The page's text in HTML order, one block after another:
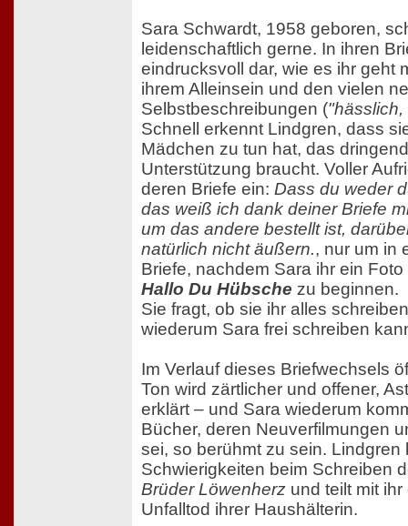
Sara Schwardt, 1958 geboren,
leidenschaftlich gerne. In ihren
eindrucksvoll dar, wie es ihr geht
ihrem Alleinsein und den vielen
Selbstbeschreibungen ("hässlich,
Schnell erkennt Lindgren, dass
Mädchen zu tun hat, das
Unterstützung braucht. Voller
deren Briefe ein: Dass du weder
das weiß ich dank deiner Briefe
um das andere bestellt ist,
natürlich nicht äußern., nur um in
Briefe, nachdem Sara ihr ein
Hallo Du Hübsche zu beginnen.
Sie fragt, ob sie ihr alles
wiederum Sara frei schreiben
Im Verlauf dieses Briefwechsels
Ton wird zärtlicher und offener,
erklärt – und Sara wiederum
Bücher, deren Neuverfilmungen
sei, so berühmt zu sein. Lindgren
Schwierigkeiten beim Schreiben
Brüder Löwenherz und teilt mit
Unfalltod ihrer Haushälterin.